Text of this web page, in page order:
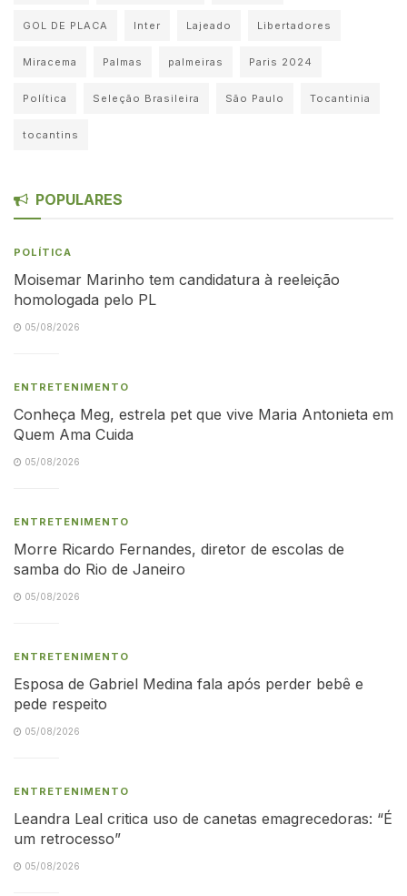
GOL DE PLACA Inter Lajeado Libertadores
Miracema Palmas palmeiras Paris 2024
Política Seleção Brasileira São Paulo Tocantinia
tocantins
POPULARES
POLÍTICA
Moisemar Marinho tem candidatura à reeleição
homologada pelo PL
05/08/2026
ENTRETENIMENTO
Conheça Meg, estrela pet que vive Maria Antonieta em
Quem Ama Cuida
05/08/2026
ENTRETENIMENTO
Morre Ricardo Fernandes, diretor de escolas de
samba do Rio de Janeiro
05/08/2026
ENTRETENIMENTO
Esposa de Gabriel Medina fala após perder bebê e
pede respeito
05/08/2026
ENTRETENIMENTO
Leandra Leal critica uso de canetas emagrecedoras: “É
um retrocesso”
05/08/2026